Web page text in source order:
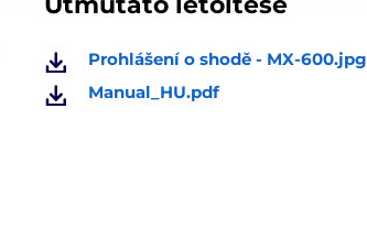
Prohlášení o shodě - MX-600.jpg
Manual_HU.pdf